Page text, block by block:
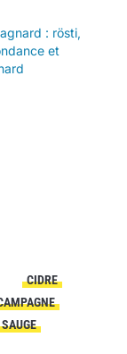
: rösti,
et
CIDRE
SAUGE